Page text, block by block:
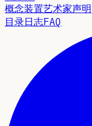
概念装置艺术家声明
目录日志FAQ